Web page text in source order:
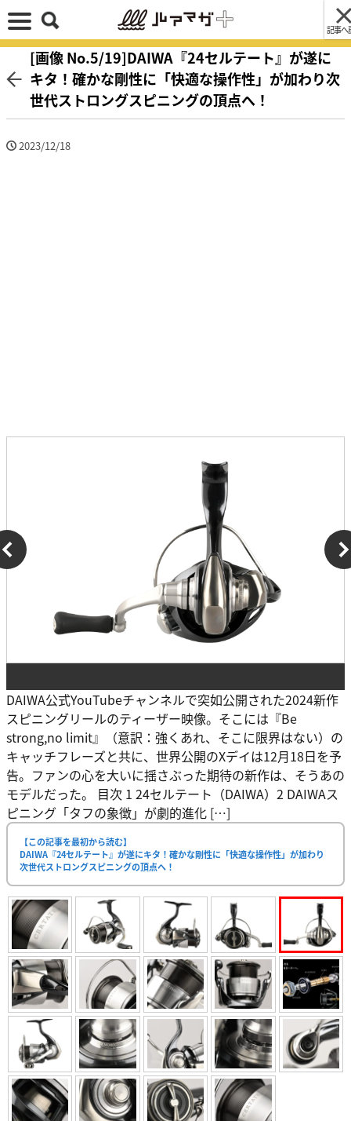
記事へ
[画像 No.5/19]DAIWA『24セルテート』が遂に
キタ！確かな剛性に「快適な操作性」が加わり次
世代ストロングスピニングの頂点へ！
2023/12/18
DAIWA公式YouTubeチャンネルで突如公開された2024新作
スピニングリールのティーザー映像。そこには『Be
strong,no limit』（意訳：強くあれ、そこに限界はない）の
キャッチフレーズと共に、世界公開のXデイは12月18日を予
告。ファンの心を大いに揺さぶった期待の新作は、そうあの
モデルだった。 目次 1 24セルテート（DAIWA）2 DAIWAス
ピニング「タフの象徴」が劇的進化 […]
【この記事を最初から読む】
DAIWA『24セルテート』が遂にキタ！確かな剛性に「快適な操作性」が加わり
次世代ストロングスピニングの頂点へ！